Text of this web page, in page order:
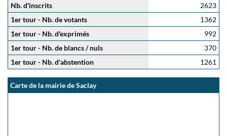
Nb. d'inscrits
2623
1er tour - Nb. de votants
1362
1er tour - Nb. d'exprimés
992
1er tour - Nb. de blancs / nuls
370
1er tour - Nb. d'abstention
1261
Carte de la mairie de Saclay